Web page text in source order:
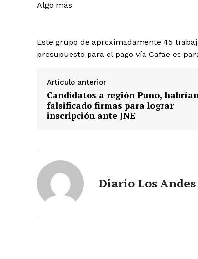
Algo más
Este grupo de aproximadamente 45
presupuesto para el pago vía Cafae es
Artículo anterior
Candidatos a región Puno,
falsificado firmas para lograr
inscripción ante JNE
Diario Los Andes